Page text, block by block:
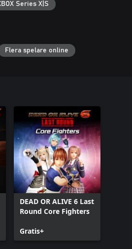
Series X|S
Flera spelare online
DEAD OR ALIVE 6 Last
Round Core Fighters
Gratis+